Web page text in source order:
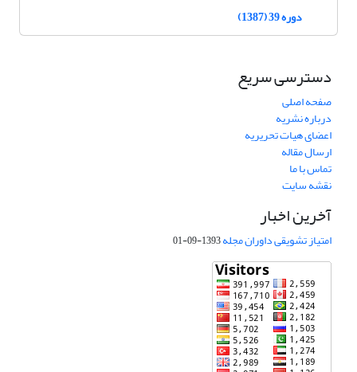
دوره 39 (1387)
دسترسی سریع
صفحه اصلی
درباره نشریه
اعضای هیات تحریریه
ارسال مقاله
تماس با ما
نقشه سایت
آخرین اخبار
امتیاز تشویقی داوران مجله1393-09-01